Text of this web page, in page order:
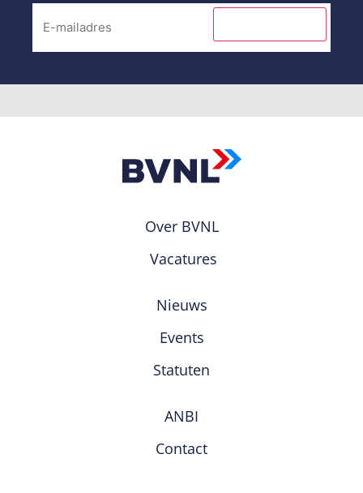
Over BVNL
Vacatures
Nieuws
Events
Statuten
ANBI
Contact